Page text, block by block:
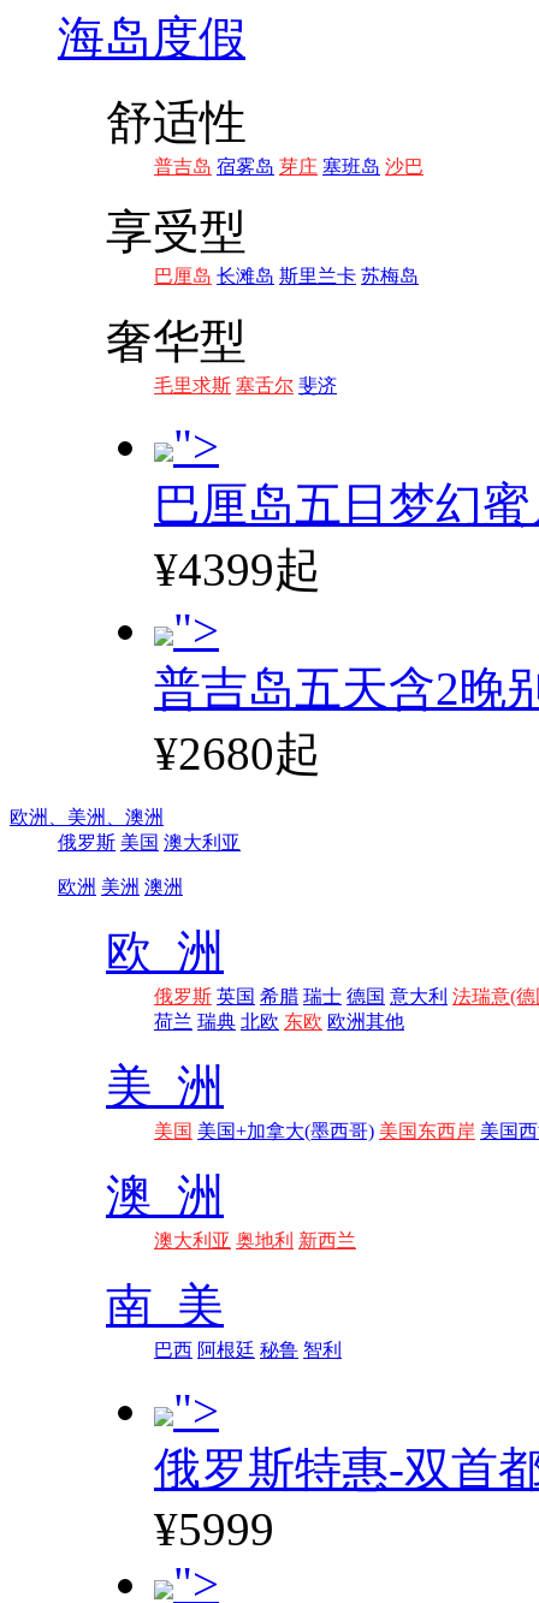
海岛度假
舒适性
普吉岛 宿雾岛 芽庄 塞班岛 沙巴
享受型
巴厘岛 长滩岛 斯里兰卡 苏梅岛
奢华型
毛里求斯 塞舌尔 斐济
">
巴厘岛五日梦幻
¥4399起
">
普吉岛五天含2晚
¥2680起
欧洲、 美洲、 澳洲
俄罗斯 美国 澳大利亚
欧洲 美洲 澳洲
欧 洲
俄罗斯 英国 希腊 瑞士 德国 意大利 法瑞意(德
荷兰 瑞典 北欧 东欧 欧洲其他
美 洲
美国 美国+加拿大(墨西哥) 美国东西岸 美国
澳 洲
澳大利亚 奥地利 新西兰
南 美
巴西 阿根廷 秘鲁 智利
">
俄罗斯特惠-双首
¥5999
">